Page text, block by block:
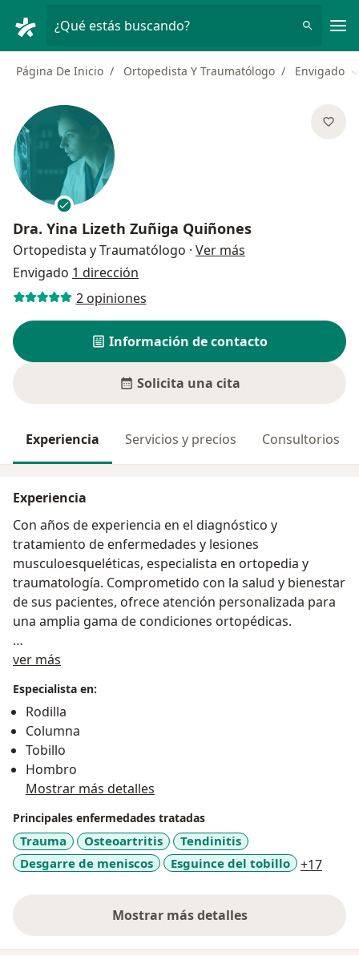
¿Qué estás buscando?
Página De Inicio Ortopedista Y Traumatólogo Envigado
Dra. Yina Lizeth Zuñiga Quiñones
Ortopedista y Traumatólogo · Ver más
Envigado 1 dirección
2 opiniones
Información de contacto
Solicita una cita
Experiencia Servicios y precios Consultorios
Experiencia
Con años de experiencia en el diagnóstico y
tratamiento de enfermedades y lesiones
musculoesqueléticas, especialista en ortopedia y
traumatología. Comprometido con la salud y bienestar
de sus pacientes, ofrece atención personalizada para
una amplia gama de condiciones ortopédicas.
Áreas de Especialización:
Tratamiento de fracturas y lesiones óseas.
Terapia para dolor articular (rodillas, caderas,
hombros).
Lesiones deportivas y rehabilitación.
Cirugía artroscópica y mínimamente invasiva.
Manejo de artritis y osteoartritis.
Tratamiento del síndrome del túnel carpiano y lesiones
en la muñeca.
Corrección de deformidades óseas y ortopedia
pediátrica.
ver más
Especialista en:
Rodilla
Columna
Tobillo
Hombro
Mostrar más detalles
Principales enfermedades tratadas
Trauma Osteoartritis
Tendinitis
Desgarre de meniscos
Esguince del tobillo +17
Mostrar más detalles
sobre la experiencia